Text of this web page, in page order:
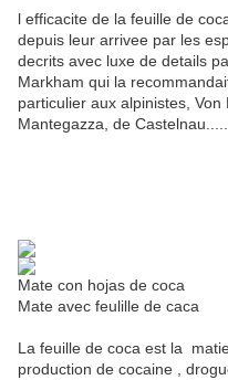
l efficacite de la feuille de
depuis leur arrivee par les
decrits avec luxe de details
Markham qui la
particulier aux alpinistes,
Mantegazza, de
Mate con hojas de coca
Mate avec feulille de caca
La feuille de coca est la
production de cocaine ,